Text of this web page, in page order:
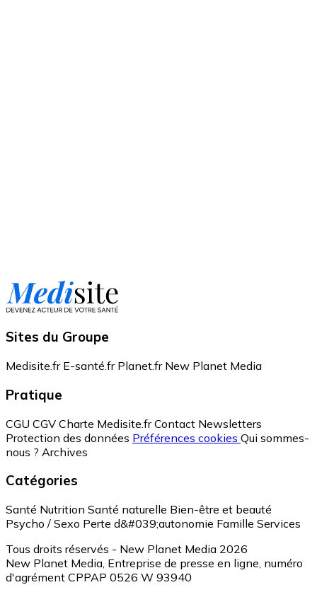
Sites du Groupe
Medisite.fr E-santé.fr Planet.fr New Planet Media
Pratique
CGU CGV Charte Medisite.fr Contact Newsletters
Protection des données Préférences cookies Qui sommes-
nous ? Archives
Catégories
Santé Nutrition Santé naturelle Bien-être et beauté
Psycho / Sexo Perte d&#039;autonomie Famille Services
Tous droits réservés - New Planet Media 2026
New Planet Media, Entreprise de presse en ligne, numéro
d'agrément CPPAP 0526 W 93940